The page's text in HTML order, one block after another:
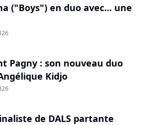
("Boys") en duo avec... une
Pagny : son nouveau duo
Kidjo
de DALS partante